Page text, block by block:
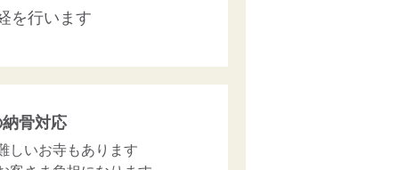
を行います
骨対応
しいお寺もあります